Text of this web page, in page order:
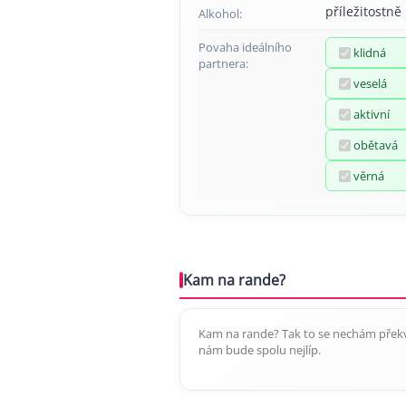
Alkohol: příležitostně
Povaha ideálního
partnera:
klidná
veselá
aktivní
obětavá
věrná
Kam na rande?
Kam na rande? Tak to se nechám
nám bude spolu nejlíp.